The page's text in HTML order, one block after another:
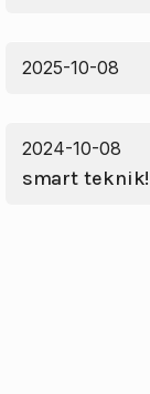
2025-10-08
2024-10-08
smart teknik!